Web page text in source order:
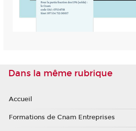
Dans la même rubrique
Accueil
Formations de Cnam Entreprises